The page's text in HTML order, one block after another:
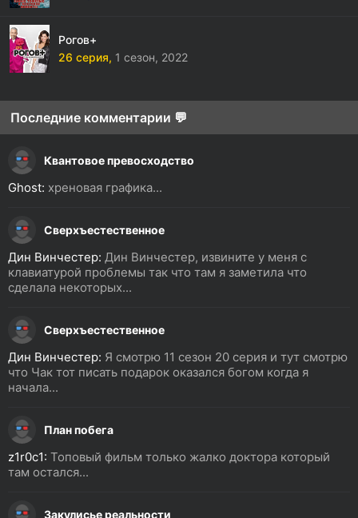
Рогов+
26 серия, 1 сезон, 2022
Последние комментарии 💬
Квантовое превосходство
Ghost: хреновая графика...
Сверхъестественное
Дин Винчестер: Дин Винчестер, извините у меня с
клавиатурой проблемы так что там я заметила что
сделала некоторых...
Сверхъестественное
Дин Винчестер: Я смотрю 11 сезон 20 серия и тут смотрю
что Чак тот писать подарок оказался богом когда я
начала...
План побега
z1r0c1: Топовый фильм только жалко доктора который
там остался...
Закулисье реальности